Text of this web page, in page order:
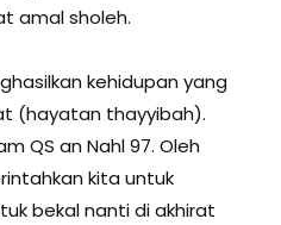
amal sholeh.
kehidupan yang
(hayatan thayyibah).
QS an Nahl 97. Oleh
kita untuk
bekal nanti di akhirat